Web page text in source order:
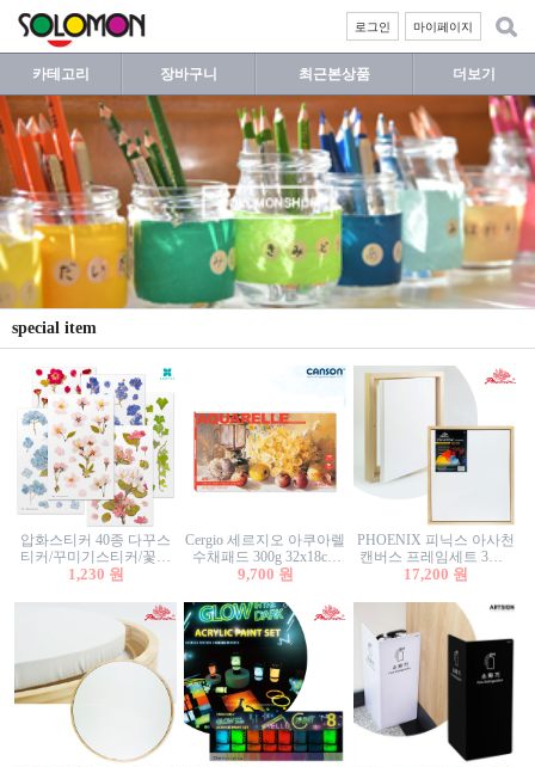
마이페이지
로그인
카테고리 장바구니 최근본상품 더보기
special item
압화스티커 40종 다꾸스
티커/꾸미기스티커/꽃스
티커/압화꽃책갈피/팬시
1,230 원
Cergio 세르지오 아쿠아렐
수채패드 300g 32x18cm
12매 1면제본
9,700 원
PHOENIX 피닉스 아사천
캔버스 프레임세트 3호F
27.3x22cm 캔버스와 올림
17,200 원